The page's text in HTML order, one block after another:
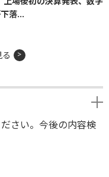
落...
さい。今後の内容検